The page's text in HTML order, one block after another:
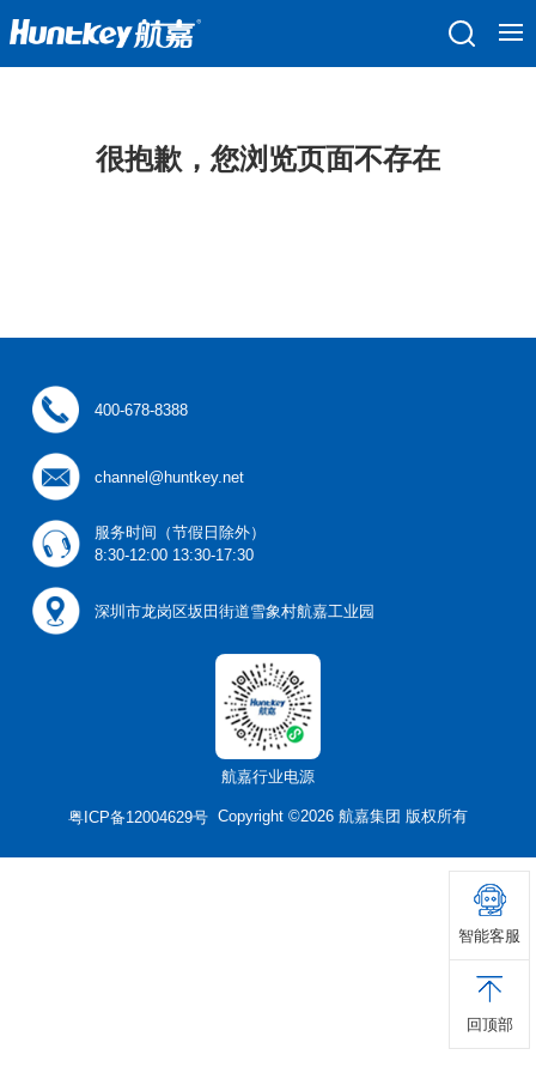
很抱歉，您浏览页面不存在
400-678-8388
channel@huntkey.net
服务时间（节假日除外）
8:30-12:00 13:30-17:30
深圳市龙岗区坂田街道雪象村航嘉工业园
航嘉行业电源
粤ICP备12004629号 Copyright ©2026 航嘉集团 版权所有
智能客服
回顶部